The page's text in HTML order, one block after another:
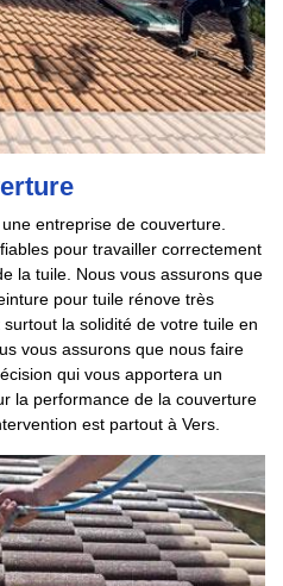
entreprise de couverture.
pour travailler correctement
la tuile. Nous vous assurons que
pour tuile rénove très
la solidité de votre tuile en
vous assurons que nous faire
qui vous apportera un
la performance de la couverture
est partout à Vers.